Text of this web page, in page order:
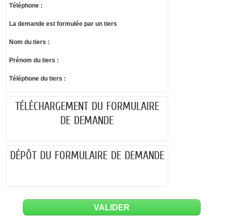
Téléphone :
La demande est formulée par un tiers
Nom du tiers :
Prénom du tiers :
Téléphone du tiers :
TÉLÉCHARGEMENT DU FORMULAIRE
DE DEMANDE
DÉPÔT DU FORMULAIRE DE DEMANDE
VALIDER